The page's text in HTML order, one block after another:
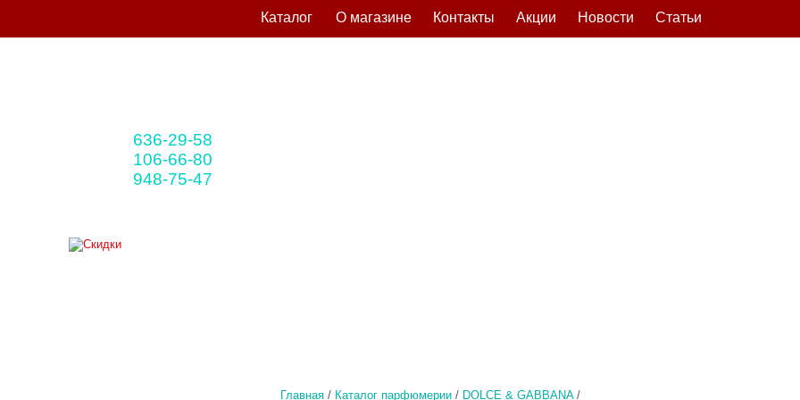
Главная / Каталог парфюмерии / DOLCE & GABBANA /
636-29-58
106-66-80
948-75-47
Статьи
Новости
Акции
Контакты
О магазине
Каталог